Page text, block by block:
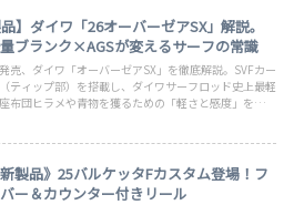
品】ダイワ「26オーバーゼアSX」解説。
ブランク×AGSが変えるサーフの常識
売、ダイワ「オーバーゼアSX」を徹底解説。SVFカー
ティップ部）を搭載し、ダイワサーフロッド史上最軽
布団ヒラメや青物を獲るための「軽さと感度」を、ベ
新製品》25バルケッタFカスタム登場！フ
ー＆カウンター付きリール